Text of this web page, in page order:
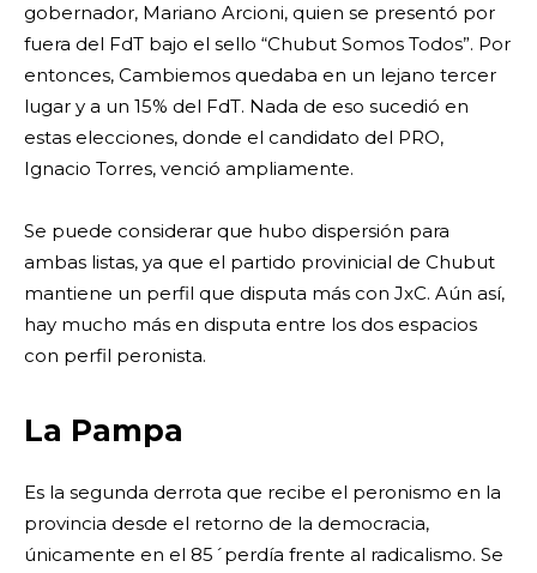
gobernador, Mariano Arcioni, quien se presentó por
fuera del FdT bajo el sello “Chubut Somos Todos”. Por
entonces, Cambiemos quedaba en un lejano tercer
lugar y a un 15% del FdT. Nada de eso sucedió en
estas elecciones, donde el candidato del PRO,
Ignacio Torres, venció ampliamente.
Se puede considerar que hubo dispersión para
ambas listas, ya que el partido provinicial de Chubut
mantiene un perfil que disputa más con JxC. Aún así,
hay mucho más en disputa entre los dos espacios
con perfil peronista.
La Pampa
Es la segunda derrota que recibe el peronismo en la
provincia desde el retorno de la democracia,
únicamente en el 85´perdía frente al radicalismo. Se